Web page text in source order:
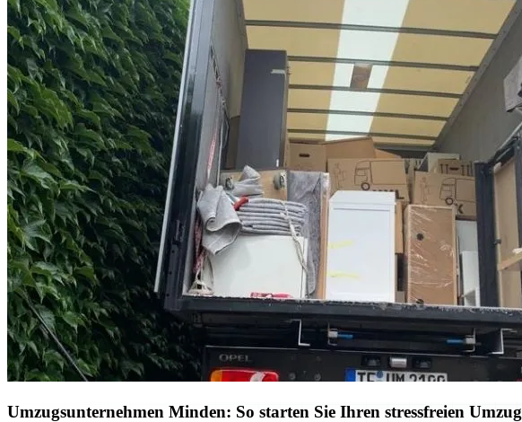
Umzugsunternehmen Minden: So starten Sie Ihren stressfreien Umzug